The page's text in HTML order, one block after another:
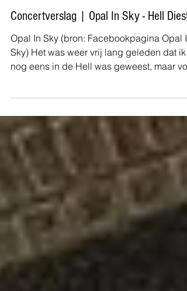
Ilke Clissen
Concertverslag | Opal In Sky - Hell Diest
Opal In Sky (bron: Facebookpagina Opal In
tripje wederom te maken. Satan had de
dan ondertussen nog wat extra aangekleed
met onder andere een gigantisch skelet
naast de bar. Voor sfeer en gezelligheid
alvast een 10/10! Opal In Sky is een
Canadese metalcore band, die veel
bekendheid heeft gewonnen door filmpjes
maken en te posten op socia